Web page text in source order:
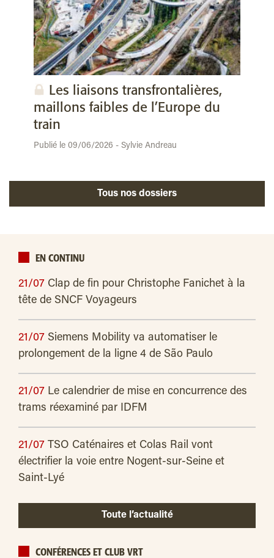
Les liaisons transfrontalières,
maillons faibles de l’Europe du
train
Publié le 09/06/2026 - Sylvie Andreau
Tous nos dossiers
EN CONTINU
21/07 Clap de fin pour Christophe Fanichet à la
tête de SNCF Voyageurs
21/07 Siemens Mobility va automatiser le
prolongement de la ligne 4 de São Paulo
21/07 Le calendrier de mise en concurrence des
trams réexaminé par IDFM
21/07 TSO Caténaires et Colas Rail vont
électrifier la voie entre Nogent-sur-Seine et
Saint-Lyé
Toute l’actualité
CONFÉRENCES ET CLUB VRT